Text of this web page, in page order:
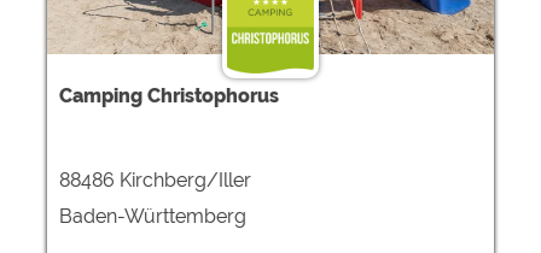
Camping Christophorus
88486 Kirchberg/Iller
Baden-Württemberg